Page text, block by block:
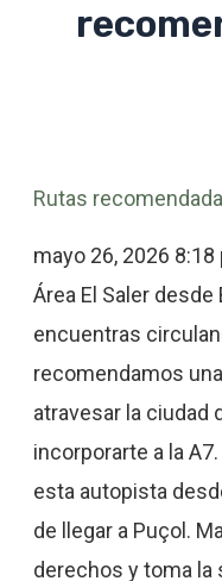
Rutas
mayo 26, 2026
Área El Saler
encuentras
recomendamos
atravesar la ciudad
incorporarte a la
esta autopista
de llegar a Puçol.
derechos y toma la
recomendada
para
llegar
a
Eco
Área
El
Saler
sin
pasar